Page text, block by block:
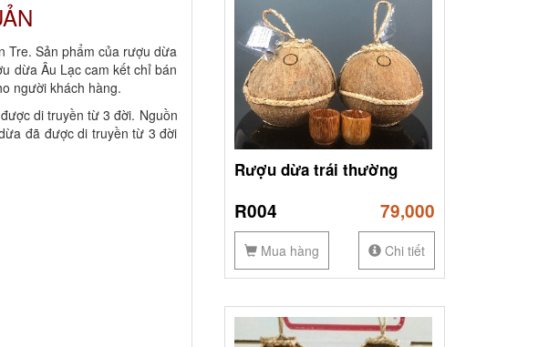
Tre. Sản phẩm của rượu dừa
dừa Âu Lạc cam kết chỉ bán
người khách hàng.
di truyền từ 3 đời. Nguồn
đã được di truyền từ 3 đời
Rượu dừa trái thường
R004 79,000
Mua hàng Chi tiết